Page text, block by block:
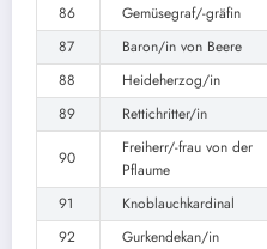
86
Gemüsegraf/-gräfin
87
Baron/in von Beere
88
Heideherzog/in
89
Rettichritter/in
90
Freiherr/-frau von der
Pflaume
91 Knoblauchkardinal
92
Gurkendekan/in